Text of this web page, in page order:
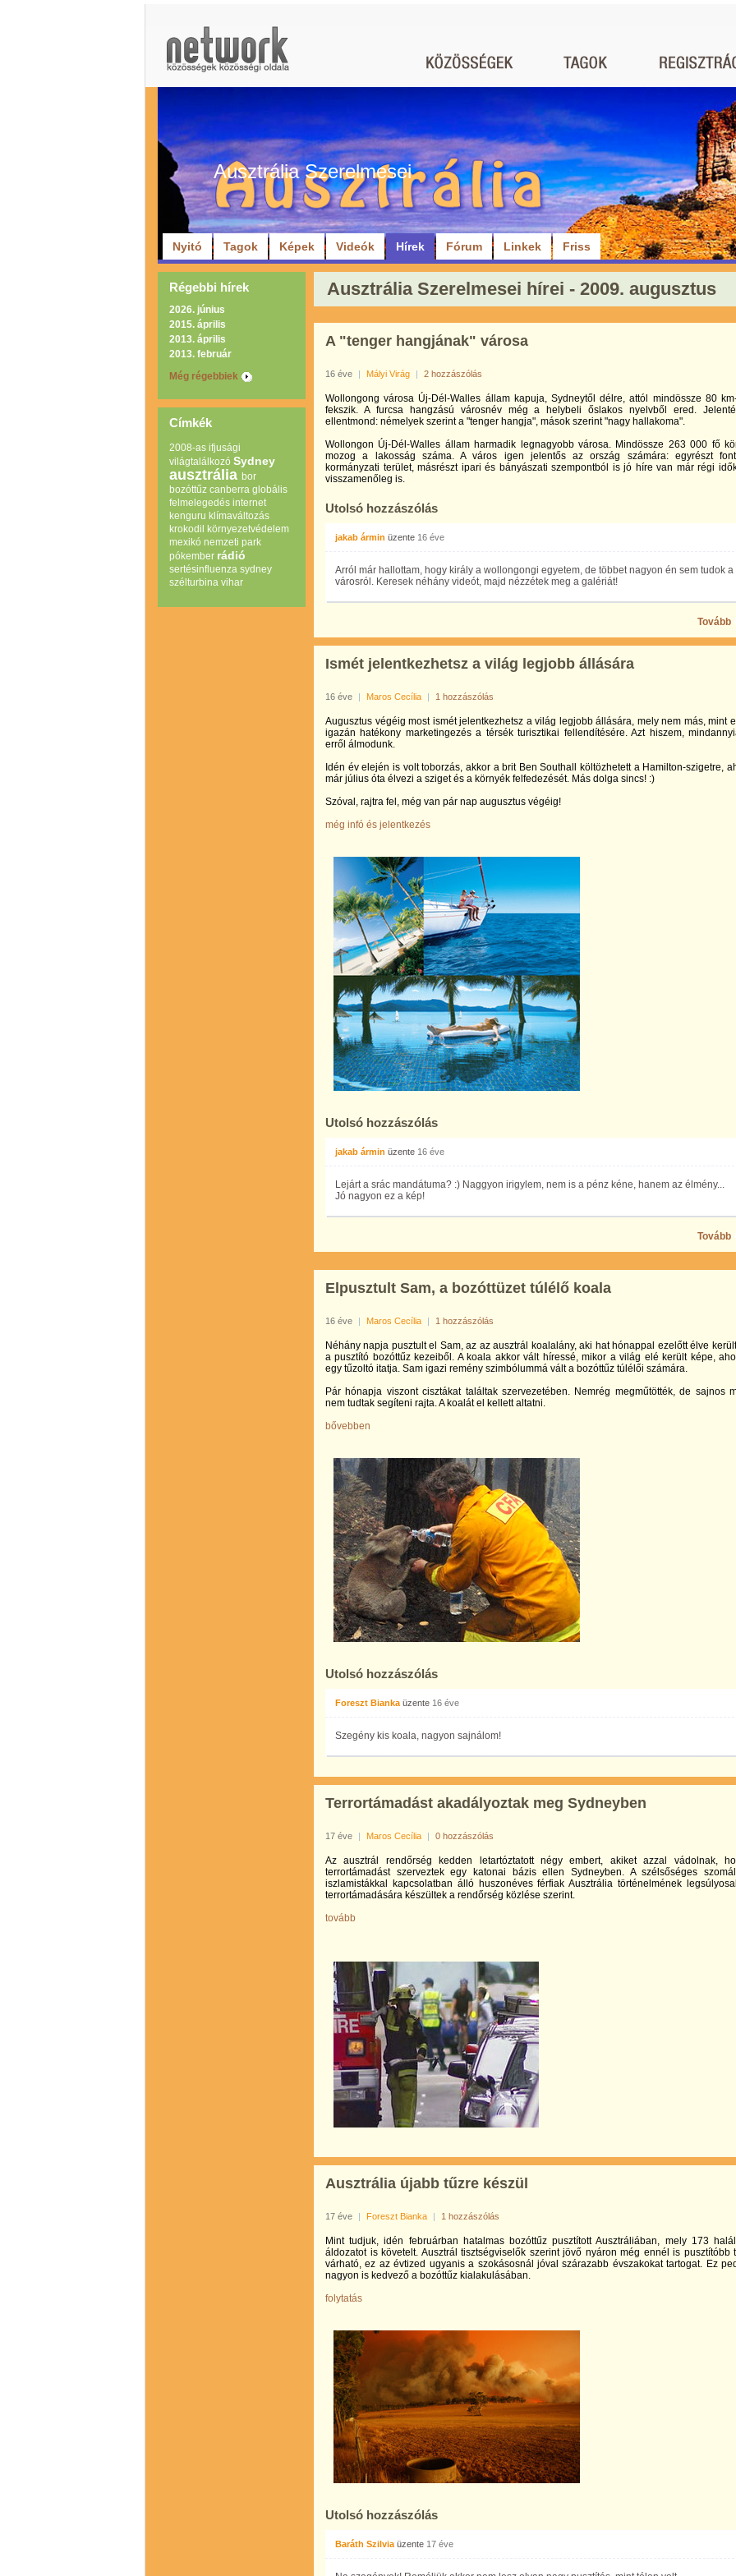
Ausztrália Szerelmesei
Nyitó Tagok Képek Videók Hírek Fórum Linkek Friss
Régebbi hírek
2026. június
2015. április
2013. április
2013. február
Még régebbiek
Címkék
2008-as ifjusági
világtalálkozó Sydney
ausztrália bor
bozóttűz canberra globális
felmelegedés internet
kenguru klímaváltozás
krokodil
környezetvédelem
mexikó nemzeti park
pókember rádió
sertésinfluenza sydney
szélturbina vihar
Ausztrália Szerelmesei hírei - 2009. augusztus
A "tenger hangjának" városa
16 éve | Mályi Virág | 2 hozzászólás
Wollongong városa Új-Dél-Walles állam kapuja, Sydneytől délre, attól mindössze 80
fekszik. A furcsa hangzású városnév még a helybeli őslakos nyelvből ered.
ellentmond: némelyek szerint a "tenger hangja", mások szerint "nagy hallakoma".
Wollongon Új-Dél-Walles állam harmadik legnagyobb városa. Mindössze 263 000 fő
mozog a lakosság száma. A város igen jelentős az ország számára: egyrészt
kormányzati terület, másrészt ipari és bányászati szempontból is jó híre van már régi
visszamenőleg is.
Utolsó hozzászólás
jakab ármin üzente 16 éve
Arról már hallottam, hogy király a wollongongi egyetem, de többet nagyon én sem tudok a
városról. Keresek néhány videót, majd nézzétek meg a galériát!
Tovább
Ismét jelentkezhetsz a világ legjobb állására
16 éve | Maros Cecília | 1 hozzászólás
Augusztus végéig most ismét jelentkezhetsz a világ legjobb állására, mely nem más, mint
igazán hatékony marketingezés a térsék turisztikai fellendítésére. Azt hiszem,
erről álmodunk.
Idén év elején is volt toborzás, akkor a brit Ben Southall költözhetett a Hamilton-szigetre,
már július óta élvezi a sziget és a környék felfedezését. Más dolga sincs! :)
Szóval, rajtra fel, még van pár nap augusztus végéig!
még infó és jelentkezés
Utolsó hozzászólás
jakab ármin üzente 16 éve
Lejárt a srác mandátuma? :) Naggyon irigylem, nem is a pénz kéne, hanem az élmény...
Jó nagyon ez a kép!
Tovább
Elpusztult Sam, a bozóttüzet túlélő koala
16 éve | Maros Cecília | 1 hozzászólás
Néhány napja pusztult el Sam, az az ausztrál koalalány, aki hat hónappal ezelőtt élve
a pusztító bozóttűz kezeiből. A koala akkor vált híressé, mikor a világ elé került képe,
egy tűzoltó itatja. Sam igazi remény szimbólummá vált a bozóttűz túlélői számára.
Pár hónapja viszont cisztákat találtak szervezetében. Nemrég megműtötték, de sajnos
nem tudtak segíteni rajta. A koalát el kellett altatni.
bővebben
Utolsó hozzászólás
Foreszt Bianka üzente 16 éve
Szegény kis koala, nagyon sajnálom!
Terrortámadást akadályoztak meg Sydneyben
17 éve | Maros Cecília | 0 hozzászólás
Az ausztrál rendőrség kedden letartóztatott négy embert, akiket azzal vádolnak,
terrortámadást szerveztek egy katonai bázis ellen Sydneyben. A szélsőséges
iszlamistákkal kapcsolatban álló huszonéves férfiak Ausztrália történelmének
terrortámadására készültek a rendőrség közlése szerint.
tovább
Ausztrália újabb tűzre készül
17 éve | Foreszt Bianka | 1 hozzászólás
Mint tudjuk, idén februárban hatalmas bozóttűz pusztított Ausztráliában, mely 173
áldozatot is követelt. Ausztrál tisztségviselők szerint jövő nyáron még ennél is pusztítóbb
várható, ez az évtized ugyanis a szokásosnál jóval szárazabb évszakokat tartogat. Ez
nagyon is kedvező a bozóttűz kialakulásában.
folytatás
Utolsó hozzászólás
Baráth Szilvia üzente 17 éve